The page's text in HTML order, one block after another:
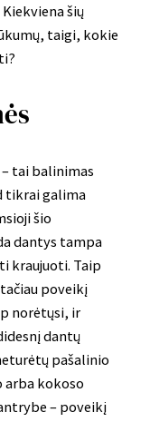
Kiekviena šių
taigi, kokie
tai balinimas
tikrai galima
šio
dantys tampa
kraujuoti. Taip
poveikį
norėtųsi, ir
dantų
pašalinio
kokoso
– poveikį